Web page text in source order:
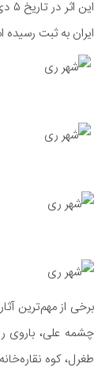
ایران به ثبت
برخی از مهم‌ترین
چشمه علی، باروی
طغرل، کوه